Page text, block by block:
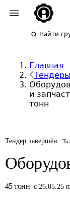
Найти
Главная
Тендеры
и
тонн
Тендер завершён
45 тонн с 26.05.25